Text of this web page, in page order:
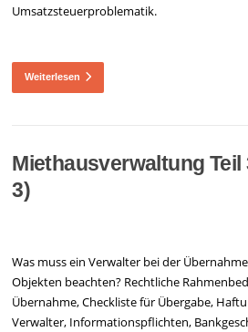
Umsatzsteuerproblematik.
Weiterlesen
Miethausverwaltung Teil
3)
Was muss ein Verwalter bei der
Objekten beachten? Rechtliche
Übernahme, Checkliste für Übergabe,
Verwalter, Informationspflichten,